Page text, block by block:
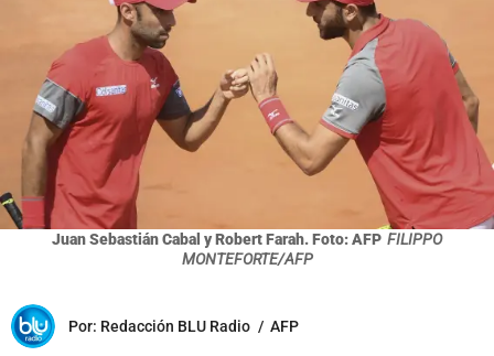
Juan Sebastián Cabal y Robert Farah. Foto: AFP FILIPPO
MONTEFORTE/AFP
Por: Redacción BLU Radio / AFP